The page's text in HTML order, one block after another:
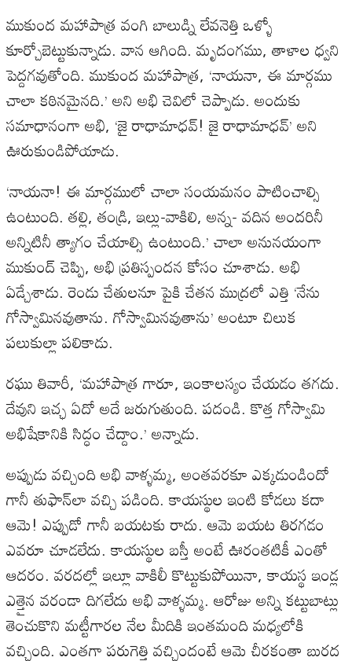
ముకుంద మహాపాత్ర వంగి బాలుడ్ని లేవనెత్తి ఒళ్ళో
కూర్చోబెట్టుకున్నాడు. వాన ఆగింది. మృదంగము, తాళాల ధ్వని
పెద్దగవుతోంది. ముకుంద మహాపాత్ర, ‘నాయనా, ఈ మార్గము
చాలా కఠినమైనది.’ అని అభి చెవిలో చెప్పాడు. అందుకు
సమాధానంగా అభి, ‘జై రాధామాధవ్! జై రాధామాధవ్’ అని
ఊరుకుండిపోయాడు.
‘నాయనా! ఈ మార్గములో చాలా సంయమనం పాటించాల్సి
ఉంటుంది. తల్లి, తండ్రి, ఇల్లు-వాకిలి, అన్న- వదిన అందరినీ
అన్నిటినీ త్యాగం చేయాల్సి ఉంటుంది.’ చాలా అనునయంగా
ముకుంద్ చెప్పి, అభి ప్రతిస్పందన కోసం చూశాడు. అభి
ఏడ్చేశాడు. రెండు చేతులనూ పైకి చేతన ముద్రలో ఎత్తి ‘నేను
గోస్వామినవుతాను. గోస్వామినవుతాను’ అంటూ చిలుక
పలుకుల్లా పలికాడు.
రఘు తివారీ, ‘మహాపాత్ర గారూ, ఇంకాలస్యం చేయడం తగదు.
దేవుని ఇచ్ఛ ఏదో అదే జరుగుతుంది. పదండి. కొత్త గోస్వామి
అభిషేకానికి సిద్ధం చేద్దాం.’ అన్నాడు.
అప్పుడు వచ్చింది అభి వాళ్ళమ్మ, అంతవరకూ ఎక్కడుండిందో
గానీ తుఫాన్‌లా వచ్చి పడింది. కాయస్థుల ఇంటి కోడలు కదా
ఆమె! ఎప్పుడో గానీ బయటకు రాదు. ఆమె బయట తిరగడం
ఎవరూ చూడలేదు. కాయస్థుల బస్తీ అంటే ఊరంతటికీ ఎంతో
ఆదరం. వరదల్లో ఇల్లూ వాకిలీ కొట్టుకుపోయినా, కాయస్థ ఇండ్ల
ఎత్తైన వరండా దిగలేదు అభి వాళ్ళమ్మ. ఆరోజు అన్ని కట్టుబాట్లు
తెంచుకొని మట్టీగారల నేల మీదికి ఇంతమంది మధ్యలోకి
వచ్చింది. ఎంతగా పరుగెత్తి వచ్చిందంటే ఆమె చీరకంతా బురద